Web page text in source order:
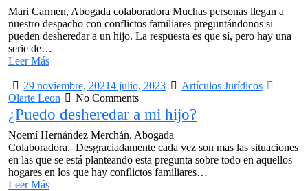
Mari Carmen, Abogada colaboradora Muchas personas llegan a
nuestro despacho con conflictos familiares preguntándonos si
pueden desheredar a un hijo. La respuesta es que sí, pero hay una
serie de…
Leer Más
29 noviembre, 20214 julio, 2023
Artículos Jurídicos
Olarte Leon
No Comments
¿Puedo desheredar a mi hijo?
Noemí Hernández Merchán. Abogada
Colaboradora. Desgraciadamente cada vez son mas las situaciones
en las que se está planteando esta pregunta sobre todo en aquellos
hogares en los que hay conflictos familiares…
Leer Más